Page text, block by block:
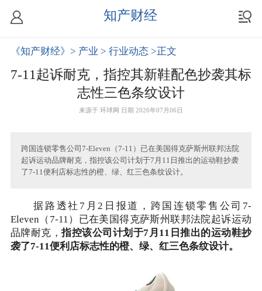
知产财经
《知产财经》 > 产业 > 行业动态 >正文
7-11起诉耐克，指控其新鞋配色抄袭其标
志性三色条纹设计
来源于 环球网 日期 2026年07月06日
跨国连锁零售公司7-Eleven（7-11）已在美国得克萨斯州联邦法院
起诉运动品牌耐克，指控该公司计划于7月11日推出的运动鞋抄袭
了7-11便利店标志性的橙、绿、红三色条纹设计。
据路透社7月2日报道，跨国连锁零售公司7-
Eleven（7-11）已在美国得克萨斯州联邦法院起诉运动
品牌耐克，指控该公司计划于7月11日推出的运动鞋抄
袭了7-11便利店标志性的橙、绿、红三色条纹设计。